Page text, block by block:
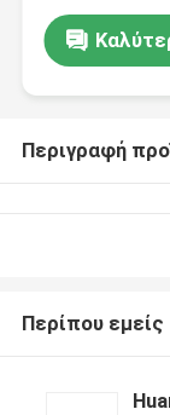
Περιγραφή
Περίπου εμείς